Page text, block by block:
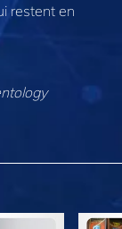
restent en